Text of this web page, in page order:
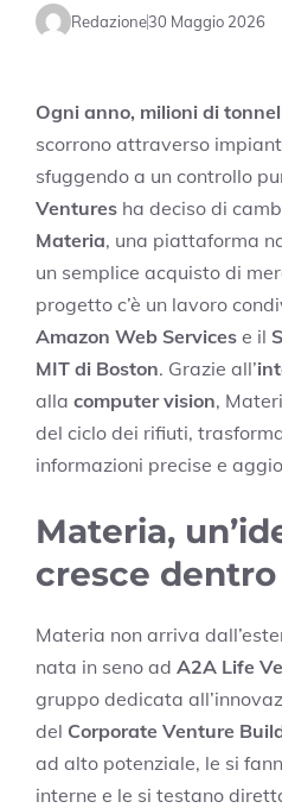
Redazione30 Maggio 2026
Ogni anno, milioni di
scorrono attraverso
sfuggendo a un controllo
Ventures ha deciso di
Materia, una piattaforma
un semplice acquisto di
progetto c’è un lavoro
Amazon Web Services e il
MIT di Boston. Grazie all’
alla computer vision,
del ciclo dei rifiuti,
informazioni precise e
Materia,
cresce dentro
Materia non arriva
nata in seno ad A2A Life
gruppo dedicata
del Corporate Venture
ad alto potenziale, le si
interne e le si testano